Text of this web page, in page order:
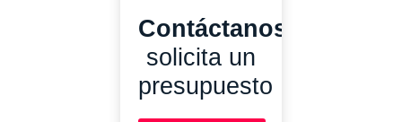
Contáctanos
solicita un
presupuesto